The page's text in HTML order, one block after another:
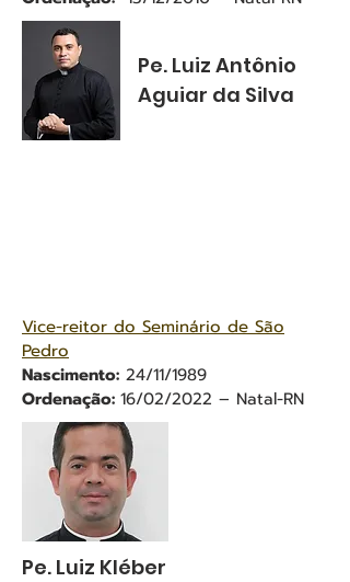
Pe. Luiz Antônio
Aguiar da Silva
Vice-reitor do Seminário de São
Pedro
Nascimento: 24/11/1989
Ordenação: 16/02/2022 – Natal-RN
Pe. Luiz Kléber